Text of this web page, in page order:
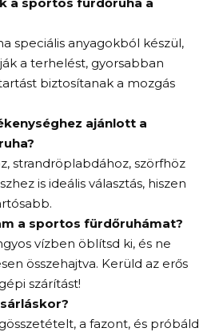
speciális anyagokból készül,
a terhelést, gyorsabban
biztosítanak a mozgás
ajánlott a
strandröplabdához, szörfhöz
is ideális választás, hiszen
a sportos fürdőruhámat?
vízben öblítsd ki, és ne
összehajtva. Kerüld az erős
szárítást!
a fazont, és próbáld